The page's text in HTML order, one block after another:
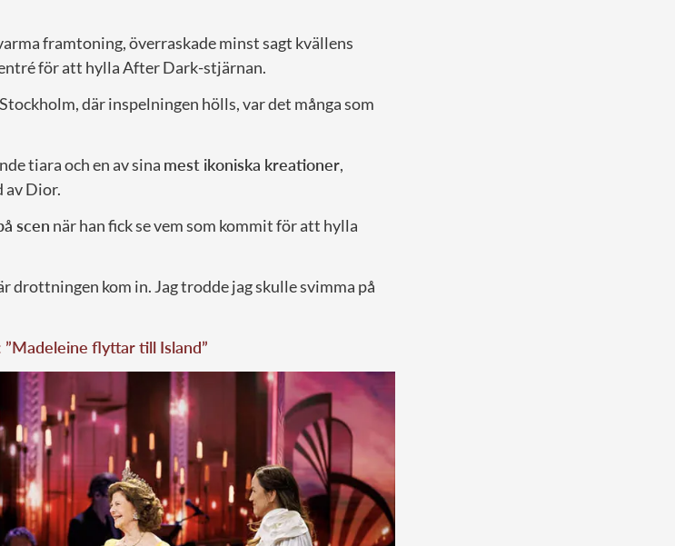
framtoning, överraskade minst sagt kvällens
för att hylla After Dark-stjärnan.
där inspelningen hölls, var det många som
tiara och en av sina mest ikoniska kreationer,
av Dior.
scen när han fick se vem som kommit för att hylla
kom in. Jag trodde jag skulle svimma på
flyttar till Island”